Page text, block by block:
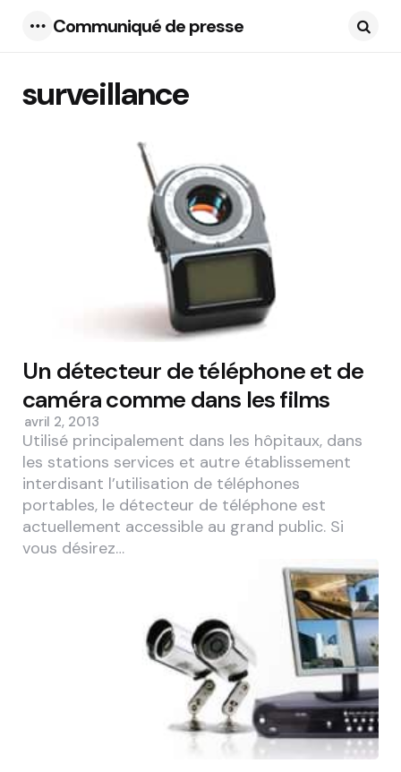
Communiqué de presse
surveillance
Un détecteur de téléphone et de
caméra comme dans les films
avril 2, 2013
Utilisé principalement dans les hôpitaux, dans
les stations services et autre établissement
interdisant l’utilisation de téléphones
portables, le détecteur de téléphone est
actuellement accessible au grand public. Si
vous désirez…